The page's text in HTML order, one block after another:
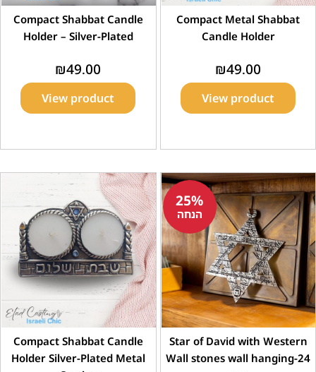
Compact Shabbat Candle
Holder – Silver-Plated
₪49.00
View product
Compact Metal Shabbat
Candle Holder
₪49.00
View product
Compact Shabbat Candle
Holder Silver-Plated Metal
25%
הנחה
Star of David with Western
Wall stones wall hanging-24